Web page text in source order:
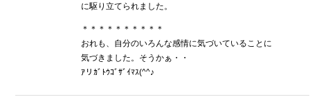
に駆り立てられました。
＊＊＊＊＊＊＊＊＊＊
おれも、自分のいろんな感情に気づいていることに
気づきました。そうかぁ・・
ｱリｶﾞﾄｳｺﾞｻﾞｲﾏｽ(^^♪